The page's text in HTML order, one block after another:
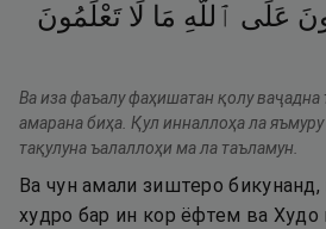
عَلَى ٱللَّهِ مَا لَا تَعْلَمُونَ
Ва иза фаъалу фаҳишатан қолу ваҷадна
амарана биҳа. Қул инналлоҳа ла
тақулуна ъалаллоҳи ма ла таъламун.
Ва чун амали зиштеро
худро бар ин кор ёфтем ва Худо